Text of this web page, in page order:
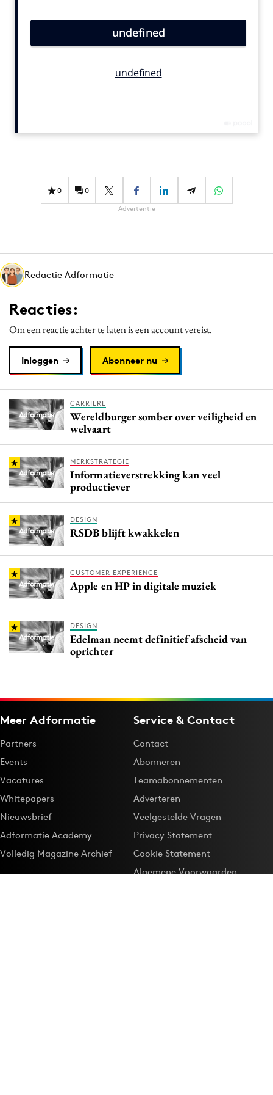
Carriere
Diversiteit
Interne communicatie
Martech
Media
Merkstrategie
PR
Purpose Marketing
Reputatie & crisis
0 0
Advertentie
Redactie Adformatie
Reacties:
Om een reactie achter te laten is een account vereist.
Inloggen Abonneer nu
CARRIERE
Wereldburger somber over veiligheid en
welvaart
MERKSTRATEGIE
Informatieverstrekking kan veel
productiever
DESIGN
RSDB blijft kwakkelen
CUSTOMER EXPERIENCE
Apple en HP in digitale muziek
DESIGN
Edelman neemt definitief afscheid van
oprichter
Meer Adformatie
Partners
Events
Vacatures
Whitepapers
Nieuwsbrief
Adformatie Academy
Volledig Magazine Archief
Service & Contact
Contact
Abonneren
Teamabonnementen
Adverteren
Veelgestelde Vragen
Privacy Statement
Cookie Statement
Algemene Voorwaarden